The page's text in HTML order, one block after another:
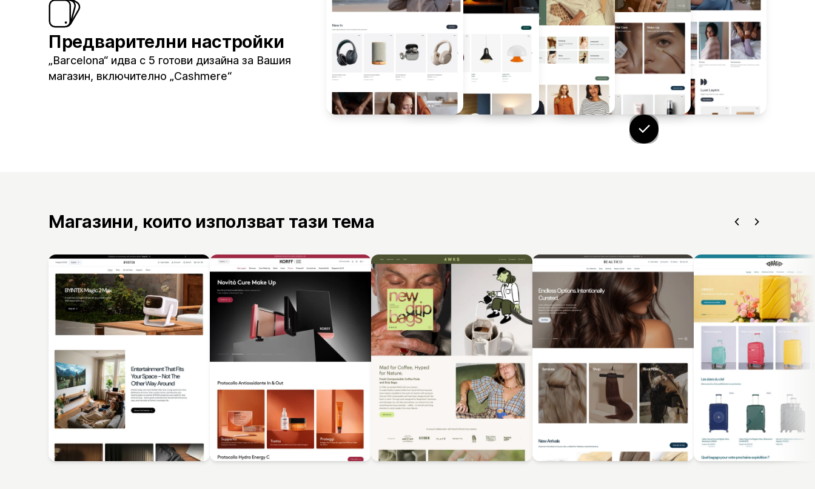
Предварителни настройки
„Barcelona“ идва с 5 готови дизайна за Вашия
магазин, включително „Cashmere“
Магазини, които използват тази тема